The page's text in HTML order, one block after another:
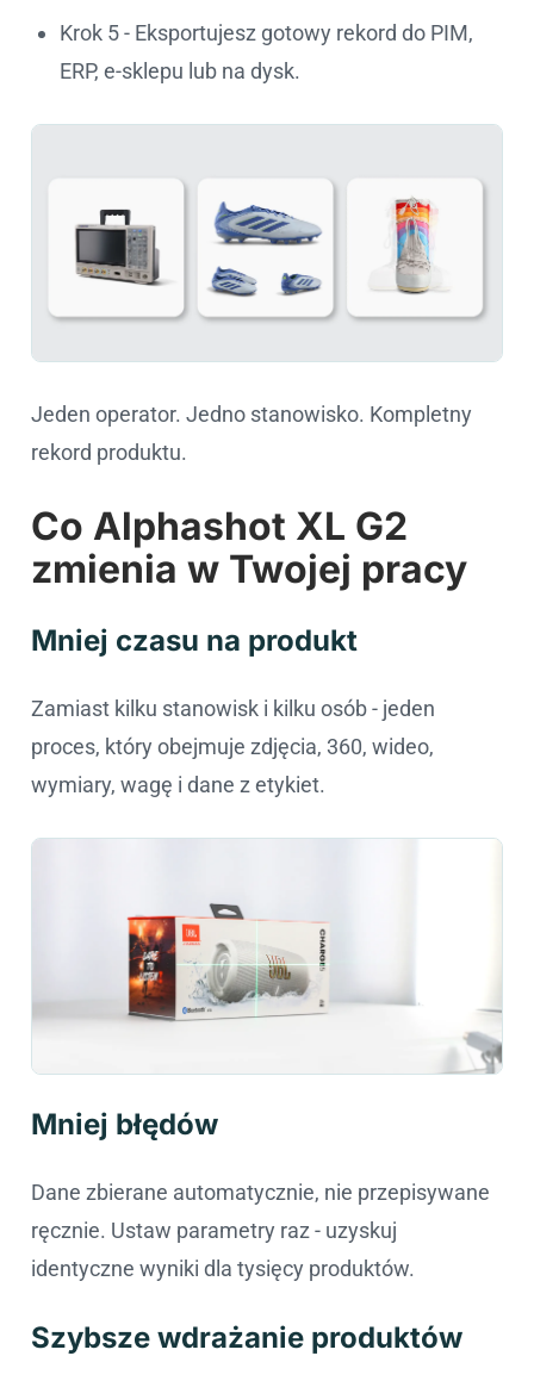
Krok 5 - Eksportujesz gotowy rekord do PIM,
ERP, e-sklepu lub na dysk.
Jeden operator. Jedno stanowisko. Kompletny
rekord produktu.
Co Alphashot XL G2
zmienia w Twojej pracy
Mniej czasu na produkt
Zamiast kilku stanowisk i kilku osób - jeden
proces, który obejmuje zdjęcia, 360, wideo,
wymiary, wagę i dane z etykiet.
Mniej błędów
Dane zbierane automatycznie, nie przepisywane
ręcznie. Ustaw parametry raz - uzyskuj
identyczne wyniki dla tysięcy produktów.
Szybsze wdrażanie produktów